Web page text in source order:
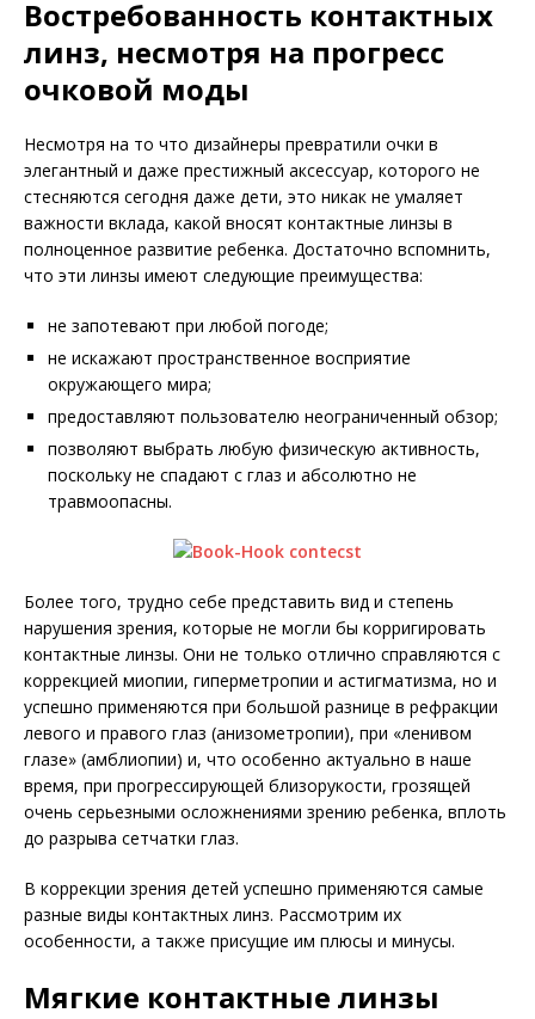
Востребованность контактных
линз, несмотря на прогресс
очковой моды
Несмотря на то что дизайнеры превратили очки в
элегантный и даже престижный аксессуар, которого не
стесняются сегодня даже дети, это никак не умаляет
важности вклада, какой вносят контактные линзы в
полноценное развитие ребенка. Достаточно вспомнить,
что эти линзы имеют следующие преимущества:
не запотевают при любой погоде;
не искажают пространственное восприятие
окружающего мира;
предоставляют пользователю неограниченный обзор;
позволяют выбрать любую физическую активность,
поскольку не спадают с глаз и абсолютно не
травмоопасны.
Более того, трудно себе представить вид и степень
нарушения зрения, которые не могли бы корригировать
контактные линзы. Они не только отлично справляются с
коррекцией миопии, гиперметропии и астигматизма, но и
успешно применяются при большой разнице в рефракции
левого и правого глаз (анизометропии), при «ленивом
глазе» (амблиопии) и, что особенно актуально в наше
время, при прогрессирующей близорукости, грозящей
очень серьезными осложнениями зрению ребенка, вплоть
до разрыва сетчатки глаз.
В коррекции зрения детей успешно применяются самые
разные виды контактных линз. Рассмотрим их
особенности, а также присущие им плюсы и минусы.
Мягкие контактные линзы